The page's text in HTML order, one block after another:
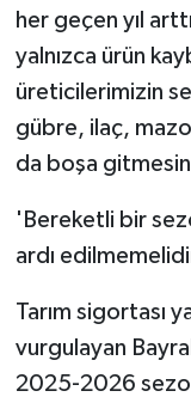
her geçen yıl
yalnızca ürün
üreticilerimizin
gübre, ilaç,
da boşa
'Bereketli bir
ardı
Tarım sigortası
vurgulayan
2025-2026